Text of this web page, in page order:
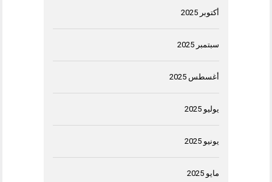
أكتوبر 2025
سبتمبر 2025
أغسطس 2025
يوليو 2025
يونيو 2025
مايو 2025